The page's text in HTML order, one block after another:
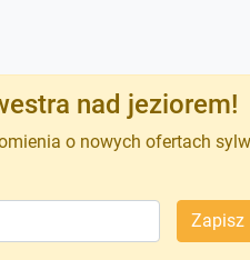
nad jeziorem!
o nowych ofertach
Zapisz